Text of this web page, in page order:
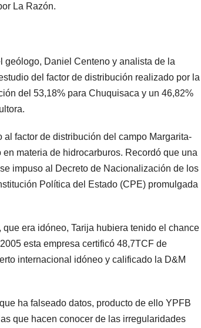
La Razón.
geólogo, Daniel Centeno y analista de la
del factor de distribución realizado por la
del 53,18% para Chuquisaca y un 46,82%
factor de distribución del campo Margarita-
materia de hidrocarburos. Recordó que una
impuso al Decreto de Nacionalización de los
Política del Estado (CPE) promulgada
era idóneo, Tarija hubiera tenido el chance
esta empresa certificó 48,7TCF de
internacional idóneo y calificado la D&M
ha falseado datos, producto de ello YPFB
que hacen conocer de las irregularidades